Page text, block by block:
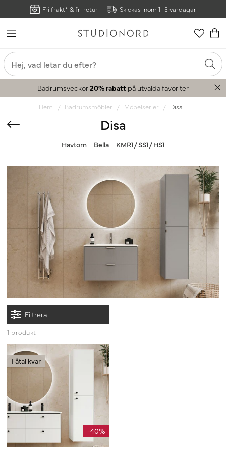
Fri frakt* & fri retur Skickas inom 1–3 vardagar
Badrumsveckor20% rabatt på utvalda favoriter
Hem Badrumsmöbler Möbelserier Disa
Disa
Havtorn Bella KMR1/ SS1/ HS1
Filtrera
1 produkt
Fåtal kvar
-40%